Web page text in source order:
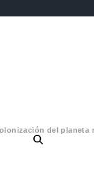
del planeta